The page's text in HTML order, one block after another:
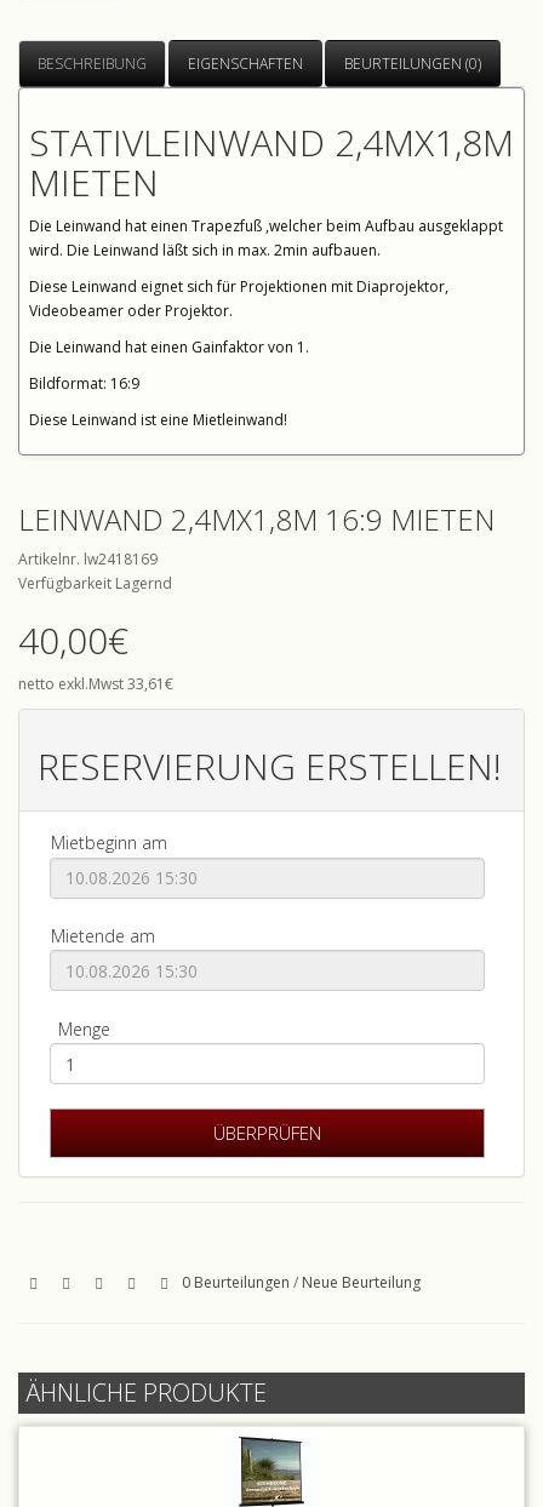
BESCHREIBUNG EIGENSCHAFTEN BEURTEILUNGEN (0)
STATIVLEINWAND 2,4MX1,8M
MIETEN
Die Leinwand hat einen Trapezfuß ,welcher beim Aufbau ausgeklappt
wird. Die Leinwand läßt sich in max. 2min aufbauen.
Diese Leinwand eignet sich für Projektionen mit Diaprojektor,
Videobeamer oder Projektor.
Die Leinwand hat einen Gainfaktor von 1.
Bildformat: 16:9
Diese Leinwand ist eine Mietleinwand!
LEINWAND 2,4MX1,8M 16:9 MIETEN
Artikelnr. lw2418169
Verfügbarkeit Lagernd
40,00€
netto exkl.Mwst 33,61€
RESERVIERUNG ERSTELLEN!
Mietbeginn am
Mietende am
Menge
0 Beurteilungen / Neue Beurteilung
ÄHNLICHE PRODUKTE